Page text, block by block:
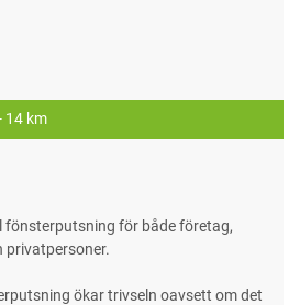
14 km
fönsterputsning för både företag,
ökar trivseln oavsett om det